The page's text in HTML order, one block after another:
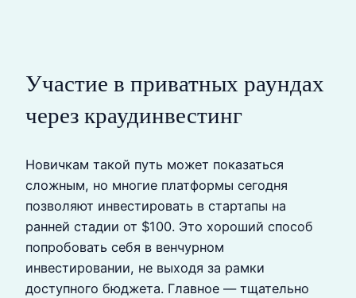
Участие в приватных раундах
через краудинвестинг
Новичкам такой путь может показаться
сложным, но многие платформы сегодня
позволяют инвестировать в стартапы на
ранней стадии от $100. Это хороший способ
попробовать себя в венчурном
инвестировании, не выходя за рамки
доступного бюджета. Главное — тщательно